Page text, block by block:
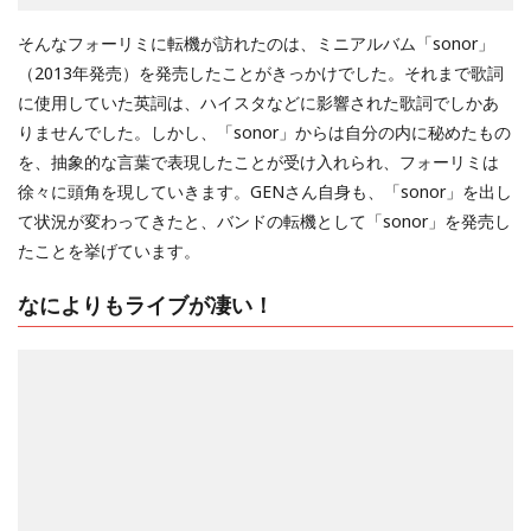
そんなフォーリミに転機が訪れたのは、ミニアルバム「sonor」
（2013年発売）を発売したことがきっかけでした。それまで歌詞
に使用していた英詞は、ハイスタなどに影響された歌詞でしかあ
りませんでした。しかし、「sonor」からは自分の内に秘めたもの
を、抽象的な言葉で表現したことが受け入れられ、フォーリミは
徐々に頭角を現していきます。GENさん自身も、「sonor」を出し
て状況が変わってきたと、バンドの転機として「sonor」を発売し
たことを挙げています。
なによりもライブが凄い！